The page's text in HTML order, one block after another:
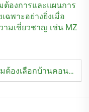
องการและแผนการ
ฉพาะอย่างยิ่งเมื่อ
มเชี่ยวชาญ เช่น MZ
ทำไมต้องเลือกบ้านคอนเทนเนอร์เหล็ก?